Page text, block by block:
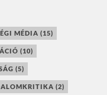
MÉDIA (15)
(10)
(5)
(2)